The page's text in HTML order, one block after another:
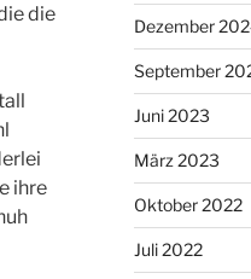
die
ihre
Dezember
September
Juni 2023
März 2023
Oktober 2022
Juli 2022